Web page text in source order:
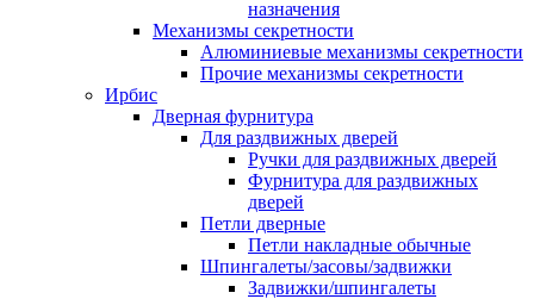
назначения
Механизмы секретности
Алюминиевые механизмы секретности
Прочие механизмы секретности
Ирбис
Дверная фурнитура
Для раздвижных дверей
Ручки для раздвижных дверей
Фурнитура для раздвижных
дверей
Петли дверные
Петли накладные обычные
Шпингалеты/засовы/задвижки
Задвижки/шпингалеты